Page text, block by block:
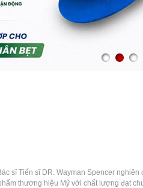
sĩ Tiến sĩ DR. Wayman Spencer
thương hiệu Mỹ với chất lượng đạt